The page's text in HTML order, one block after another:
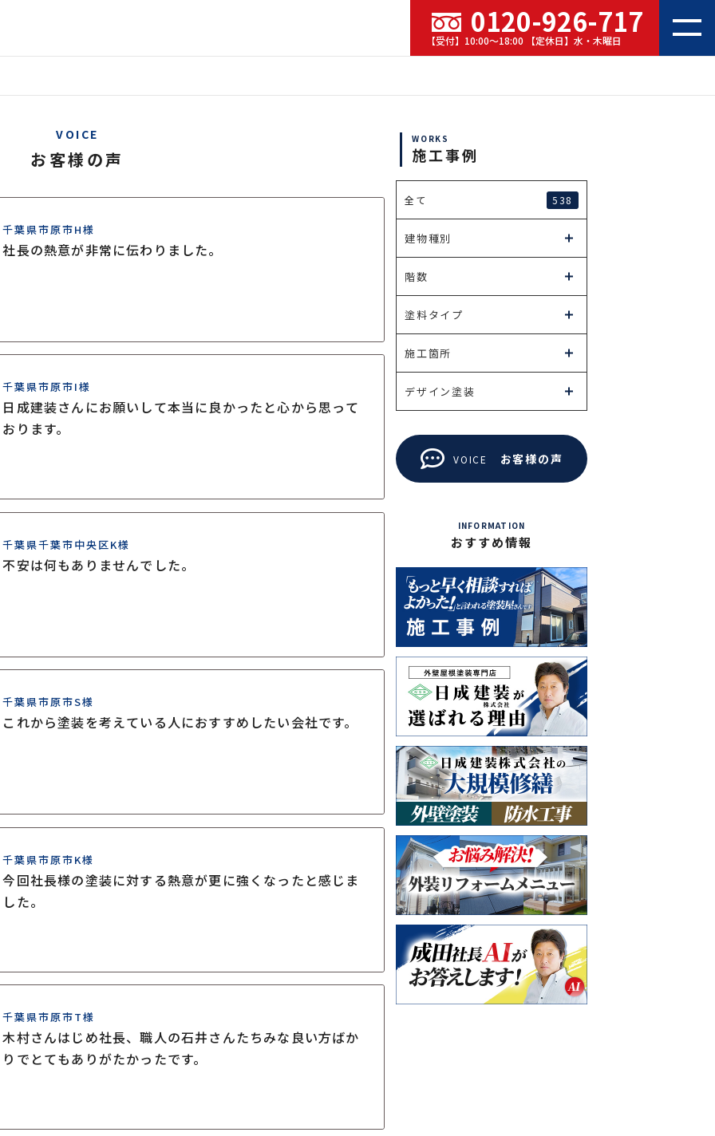
0120-926-717
【受付】10:00～18:00 【定休日】水・木曜日
VOICE
お客様の声
千葉県市原市H様
社長の熱意が非常に伝わりました。
千葉県市原市I様
日成建装さんにお願いして本当に良かったと心から思って
おります。
千葉県千葉市中央区K様
不安は何もありませんでした。
千葉県市原市S様
これから塗装を考えている人におすすめしたい会社です。
千葉県市原市K様
今回社長様の塗装に対する熱意が更に強くなったと感じま
した。
千葉県市原市T様
木村さんはじめ社長、職人の石井さんたちみな良い方ばか
りでとてもありがたかったです。
WORKS
施工事例
全て 538
建物種別
階数
塗料タイプ
施工箇所
デザイン塗装
VOICE お客様の声
INFORMATION
おすすめ情報